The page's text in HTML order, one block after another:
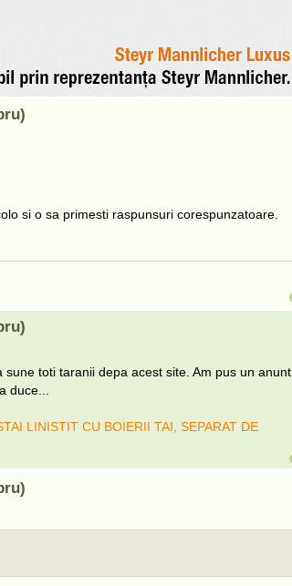
si o sa primesti raspunsuri corespunzatoare.
toti taranii depa acest site. Am pus un anunt,
duce...
LINISTIT CU BOIERII TAI, SEPARAT DE